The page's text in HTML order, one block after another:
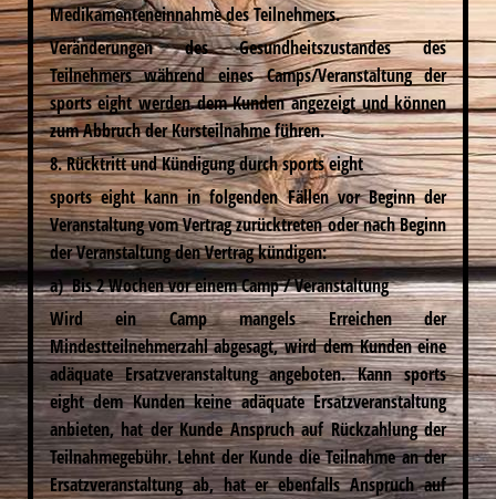
Medikamenteneinnahme des Teilnehmers.
Veränderungen des Gesundheitszustandes des
Teilnehmers während eines Camps/Veranstaltung der
sports eight werden dem Kunden angezeigt und können
zum Abbruch der Kursteilnahme führen.
8. Rücktritt und Kündigung durch sports eight
sports eight kann in folgenden Fällen vor Beginn der
Veranstaltung vom Vertrag zurücktreten oder nach Beginn
der Veranstaltung den Vertrag kündigen:
a) Bis 2 Wochen vor einem Camp / Veranstaltung
Wird ein Camp mangels Erreichen der
Mindestteilnehmerzahl abgesagt, wird dem Kunden eine
adäquate Ersatzveranstaltung angeboten. Kann sports
eight dem Kunden keine adäquate Ersatzveranstaltung
anbieten, hat der Kunde Anspruch auf Rückzahlung der
Teilnahmegebühr. Lehnt der Kunde die Teilnahme an der
Ersatzveranstaltung ab, hat er ebenfalls Anspruch auf